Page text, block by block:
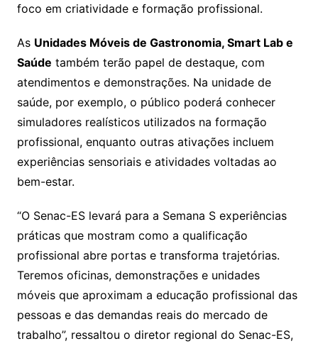
foco em criatividade e formação profissional.
As Unidades Móveis de Gastronomia, Smart Lab e
Saúde também terão papel de destaque, com
atendimentos e demonstrações. Na unidade de
saúde, por exemplo, o público poderá conhecer
simuladores realísticos utilizados na formação
profissional, enquanto outras ativações incluem
experiências sensoriais e atividades voltadas ao
bem-estar.
“O Senac-ES levará para a Semana S experiências
práticas que mostram como a qualificação
profissional abre portas e transforma trajetórias.
Teremos oficinas, demonstrações e unidades
móveis que aproximam a educação profissional das
pessoas e das demandas reais do mercado de
trabalho”, ressaltou o diretor regional do Senac-ES,